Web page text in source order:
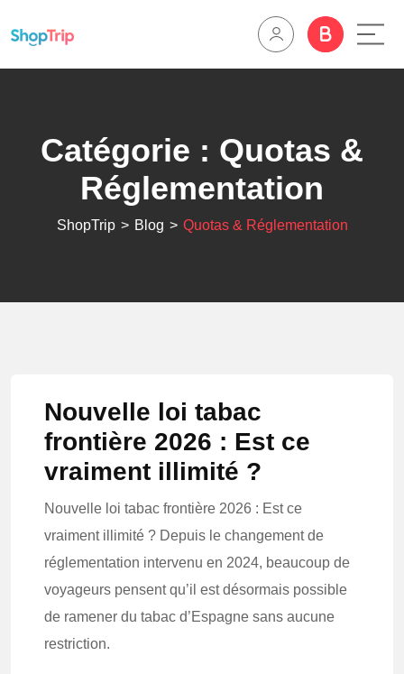
Catégorie : Quotas &
Réglementation
ShopTrip > Blog > Quotas & Réglementation
Nouvelle loi tabac
frontière 2026 : Est ce
vraiment illimité ?
Nouvelle loi tabac frontière 2026 : Est ce
vraiment illimité ? Depuis le changement de
réglementation intervenu en 2024, beaucoup de
voyageurs pensent qu’il est désormais possible
de ramener du tabac d’Espagne sans aucune
restriction.